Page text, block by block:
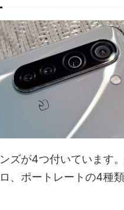
ズが4つ付いています
、ポートレートの4種